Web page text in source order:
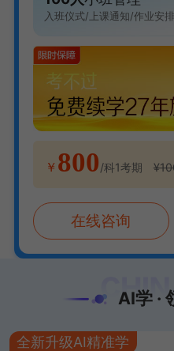
入班仪式/上课通知/作业安
￥ 800/科1考期
在线咨询
AI学 ·
全新升级AI精准学